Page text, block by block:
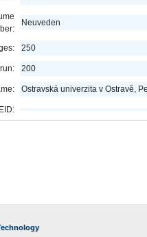
Neuveden
250
200
Ostravská univerzita v Ostravě,
EID: